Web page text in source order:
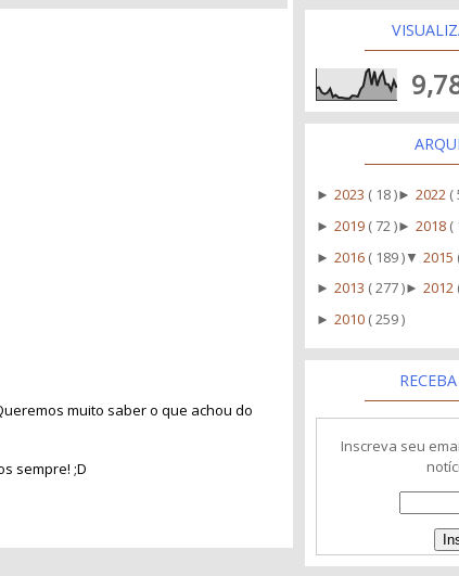
muito saber o que achou do
sempre! ;D
►2023 ( 18 )►2022 (
►2019 ( 72 )►2018 (
►2016 ( 189 ) ▼2015
►2013 ( 277 )►2012
►2010 ( 259 )
Inscreva seu